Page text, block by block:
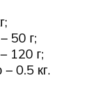
50 г;
120 г;
0.5 кг.